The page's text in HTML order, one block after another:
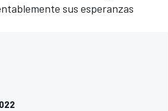
sus esperanzas